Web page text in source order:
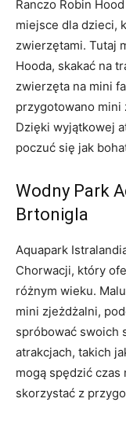
Ranczo‌ Robin
miejsce dla dzieci,
zwierzętami. Tutaj
Hooda, ⁢skakać ⁢na
zwierzęta ⁤na mini
przygotowano mini
‍Dzięki wyjątkowej⁤
‍poczuć się‌ jak
Wodny Park
Brtonigla
Aquapark​
Chorwacji, który
różnym‌ wieku.
mini ⁢zjeżdżalni,
spróbować swoich
atrakcjach, takich
⁣mogą spędzić czas
skorzystać z